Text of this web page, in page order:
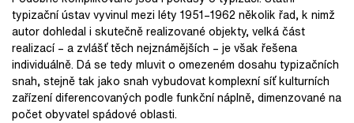
typizační ústav vyvinul mezi léty 1951–1962 několik řad, k nimž
autor dohledal i skutečně realizované objekty, velká část
realizací – a zvlášť těch nejznámějších – je však řešena
individuálně. Dá se tedy mluvit o omezeném dosahu typizačních
snah, stejně tak jako snah vybudovat komplexní síť kulturních
zařízení diferencovaných podle funkční náplně, dimenzované na
počet obyvatel spádové oblasti.